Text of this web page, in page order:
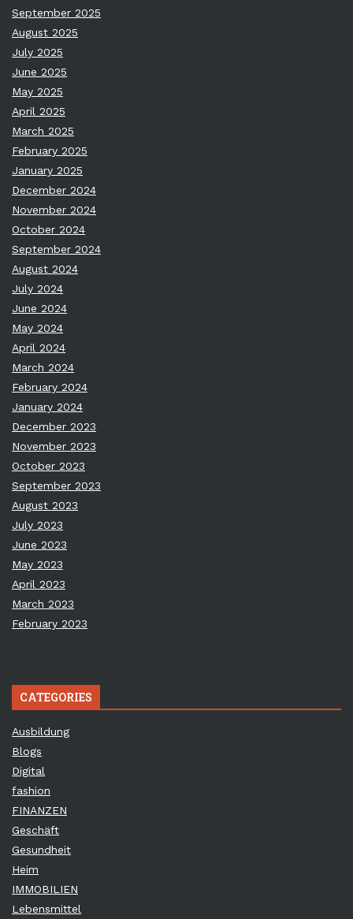
September 2025
August 2025
July 2025
June 2025
May 2025
April 2025
March 2025
February 2025
January 2025
December 2024
November 2024
October 2024
September 2024
August 2024
July 2024
June 2024
May 2024
April 2024
March 2024
February 2024
January 2024
December 2023
November 2023
October 2023
September 2023
August 2023
July 2023
June 2023
May 2023
April 2023
March 2023
February 2023
CATEGORIES
Ausbildung
Blogs
Digital
fashion
FINANZEN
Geschäft
Gesundheit
Heim
IMMOBILIEN
Lebensmittel